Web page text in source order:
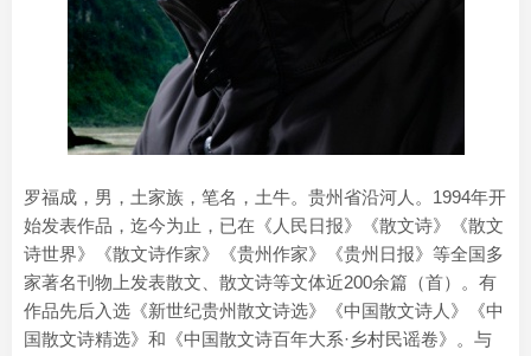
罗福成，男，土家族，笔名，土牛。贵州省沿河人。1994年开
始发表作品，迄今为止，已在《人民日报》《散文诗》《散文
诗世界》《散文诗作家》《贵州作家》《贵州日报》等全国多
家著名刊物上发表散文、散文诗等文体近200余篇（首）。有
作品先后入选《新世纪贵州散文诗选》《中国散文诗人》《中
国散文诗精选》和《中国散文诗百年大系·乡村民谣卷》。与